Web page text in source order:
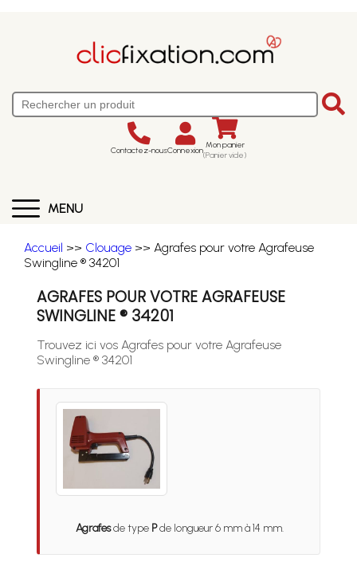
Contactez-nousConnexion Mon panier
(Panier vide)
MENU
Accueil >> Clouage >> Agrafes pour votre Agrafeuse
Swingline ® 34201
AGRAFES POUR VOTRE AGRAFEUSE
SWINGLINE ® 34201
Trouvez ici vos Agrafes pour votre Agrafeuse
Swingline ® 34201
Agrafesde type Pde longueur 6 mm à 14 mm.